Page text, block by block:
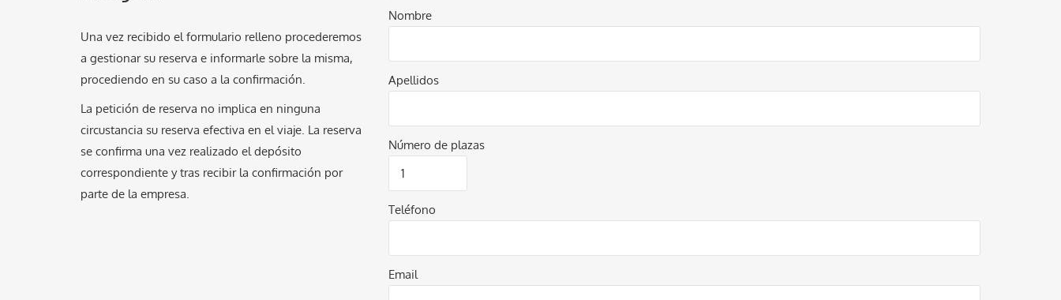
Una vez recibido el formulario relleno procederemos
a gestionar su reserva e informarle sobre la misma,
procediendo en su caso a la confirmación.
La petición de reserva no implica en ninguna
circustancia su reserva efectiva en el viaje. La reserva
se confirma una vez realizado el depósito
correspondiente y tras recibir la confirmación por
parte de la empresa.
Nombre
Apellidos
Número de plazas
Teléfono
Email